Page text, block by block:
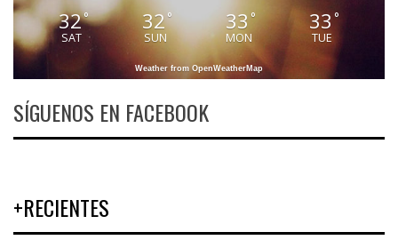
32°
SAT
32°
SUN
33 °
MON
33°
TUE
Weather from OpenWeatherMap
SÍGUENOS EN FACEBOOK
+RECIENTES